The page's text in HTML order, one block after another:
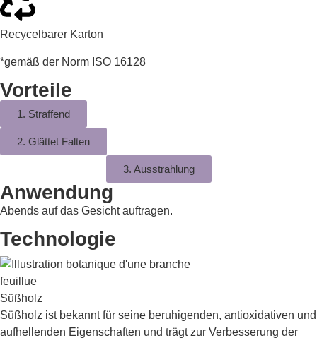
Recycelbarer Karton
*gemäß der Norm ISO 16128
Vorteile
1. Straffend
2. Glättet Falten
3. Ausstrahlung
Anwendung
Abends auf das Gesicht auftragen.
Technologie
Süßholz
Süßholz ist bekannt für seine beruhigenden, antioxidativen und
aufhellenden Eigenschaften und trägt zur Verbesserung der